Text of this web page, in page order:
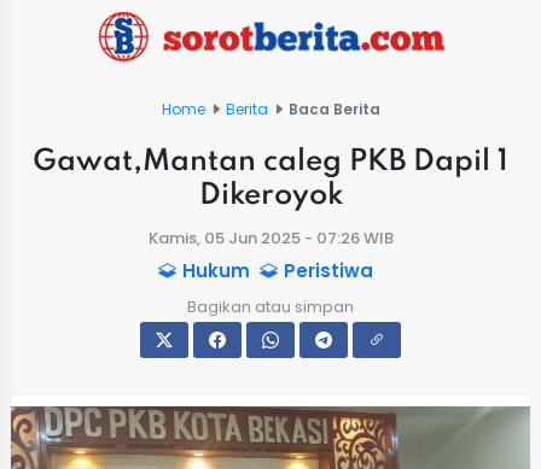
Home Berita Baca Berita
Gawat,Mantan caleg PKB Dapil 1
Dikeroyok
Kamis, 05 Jun 2025 - 07:26 WIB
Hukum Peristiwa
Bagikan atau simpan